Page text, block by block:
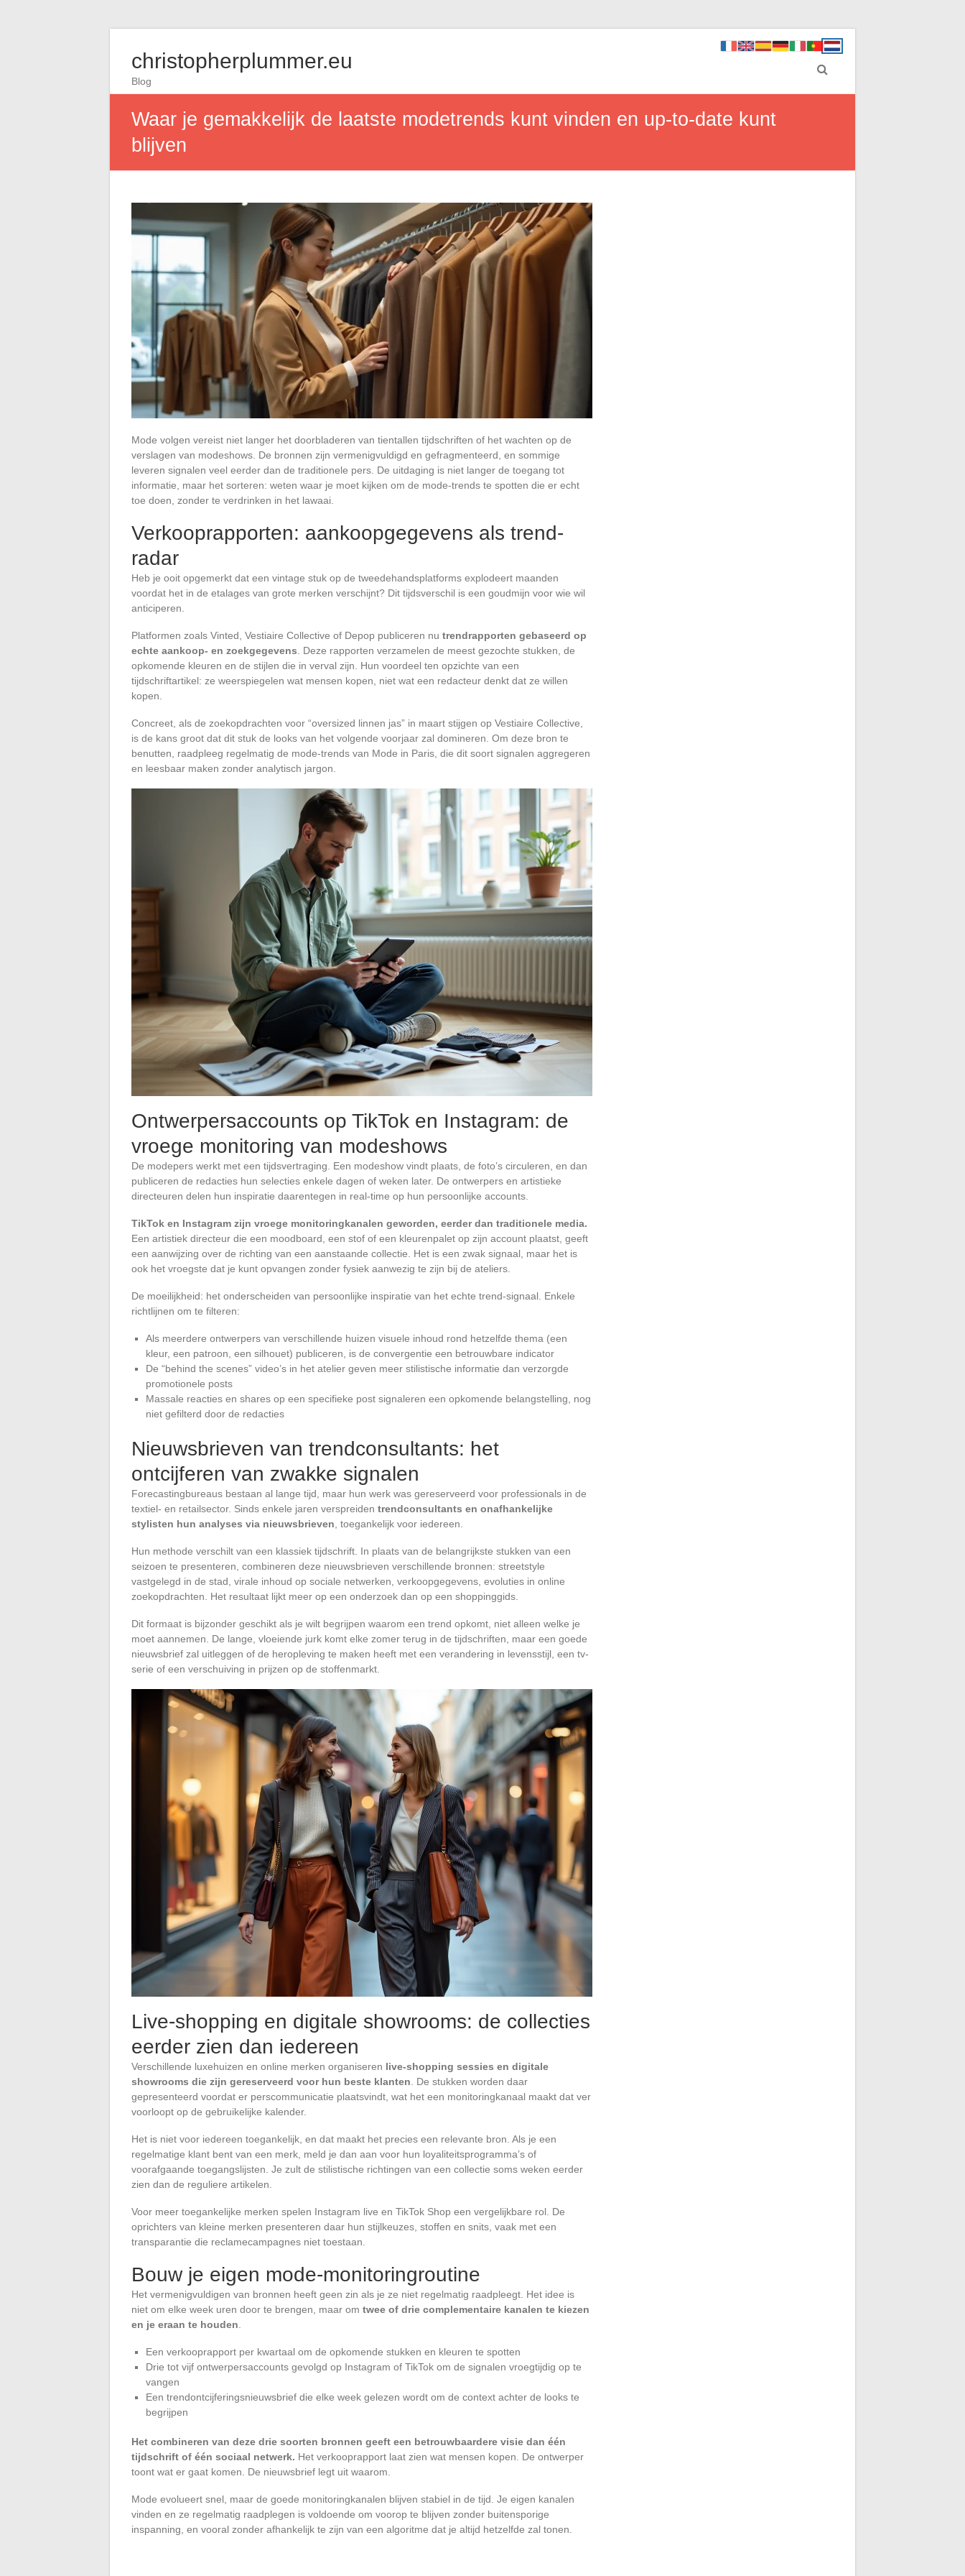
christopherplummer.eu
Blog
Waar je gemakkelijk de laatste modetrends kunt vinden en up-to-date kunt
blijven
Mode volgen vereist niet langer het doorbladeren van tientallen tijdschriften of het wachten op de
verslagen van modeshows. De bronnen zijn vermenigvuldigd en gefragmenteerd, en sommige
leveren signalen veel eerder dan de traditionele pers. De uitdaging is niet langer de toegang tot
informatie, maar het sorteren: weten waar je moet kijken om de mode-trends te spotten die er echt
toe doen, zonder te verdrinken in het lawaai.
Verkooprapporten: aankoopgegevens als trend-
radar
Heb je ooit opgemerkt dat een vintage stuk op de tweedehandsplatforms explodeert maanden
voordat het in de etalages van grote merken verschijnt? Dit tijdsverschil is een goudmijn voor wie wil
anticiperen.
Platformen zoals Vinted, Vestiaire Collective of Depop publiceren nu trendrapporten gebaseerd op
echte aankoop- en zoekgegevens . Deze rapporten verzamelen de meest gezochte stukken, de
opkomende kleuren en de stijlen die in verval zijn. Hun voordeel ten opzichte van een
tijdschriftartikel: ze weerspiegelen wat mensen kopen, niet wat een redacteur denkt dat ze willen
kopen.
Concreet, als de zoekopdrachten voor “oversized linnen jas” in maart stijgen op Vestiaire Collective,
is de kans groot dat dit stuk de looks van het volgende voorjaar zal domineren. Om deze bron te
benutten, raadpleeg regelmatig de mode-trends van Mode in Paris, die dit soort signalen aggregeren
en leesbaar maken zonder analytisch jargon.
Ontwerpersaccounts op TikTok en Instagram: de
vroege monitoring van modeshows
De modepers werkt met een tijdsvertraging. Een modeshow vindt plaats, de foto’s circuleren, en dan
publiceren de redacties hun selecties enkele dagen of weken later. De ontwerpers en artistieke
directeuren delen hun inspiratie daarentegen in real-time op hun persoonlijke accounts.
TikTok en Instagram zijn vroege monitoringkanalen geworden, eerder dan traditionele media.
Een artistiek directeur die een moodboard, een stof of een kleurenpalet op zijn account plaatst, geeft
een aanwijzing over de richting van een aanstaande collectie. Het is een zwak signaal, maar het is
ook het vroegste dat je kunt opvangen zonder fysiek aanwezig te zijn bij de ateliers.
De moeilijkheid: het onderscheiden van persoonlijke inspiratie van het echte trend-signaal. Enkele
richtlijnen om te filteren:
Als meerdere ontwerpers van verschillende huizen visuele inhoud rond hetzelfde thema (een
kleur, een patroon, een silhouet) publiceren, is de convergentie een betrouwbare indicator
De “behind the scenes” video’s in het atelier geven meer stilistische informatie dan verzorgde
promotionele posts
Massale reacties en shares op een specifieke post signaleren een opkomende belangstelling, nog
niet gefilterd door de redacties
Nieuwsbrieven van trendconsultants: het
ontcijferen van zwakke signalen
Forecastingbureaus bestaan al lange tijd, maar hun werk was gereserveerd voor professionals in de
textiel- en retailsector. Sinds enkele jaren verspreiden trendconsultants en onafhankelijke
stylisten hun analyses via nieuwsbrieven , toegankelijk voor iedereen.
Hun methode verschilt van een klassiek tijdschrift. In plaats van de belangrijkste stukken van een
seizoen te presenteren, combineren deze nieuwsbrieven verschillende bronnen: streetstyle
vastgelegd in de stad, virale inhoud op sociale netwerken, verkoopgegevens, evoluties in online
zoekopdrachten. Het resultaat lijkt meer op een onderzoek dan op een shoppinggids.
Dit formaat is bijzonder geschikt als je wilt begrijpen waarom een trend opkomt, niet alleen welke je
moet aannemen. De lange, vloeiende jurk komt elke zomer terug in de tijdschriften, maar een goede
nieuwsbrief zal uitleggen of de heropleving te maken heeft met een verandering in levensstijl, een tv-
serie of een verschuiving in prijzen op de stoffenmarkt.
Live-shopping en digitale showrooms: de collecties
eerder zien dan iedereen
Verschillende luxehuizen en online merken organiseren live-shopping sessies en digitale
showrooms die zijn gereserveerd voor hun beste klanten . De stukken worden daar
gepresenteerd voordat er perscommunicatie plaatsvindt, wat het een monitoringkanaal maakt dat ver
voorloopt op de gebruikelijke kalender.
Het is niet voor iedereen toegankelijk, en dat maakt het precies een relevante bron. Als je een
regelmatige klant bent van een merk, meld je dan aan voor hun loyaliteitsprogramma’s of
voorafgaande toegangslijsten. Je zult de stilistische richtingen van een collectie soms weken eerder
zien dan de reguliere artikelen.
Voor meer toegankelijke merken spelen Instagram live en TikTok Shop een vergelijkbare rol. De
oprichters van kleine merken presenteren daar hun stijlkeuzes, stoffen en snits, vaak met een
transparantie die reclamecampagnes niet toestaan.
Bouw je eigen mode-monitoringroutine
Het vermenigvuldigen van bronnen heeft geen zin als je ze niet regelmatig raadpleegt. Het idee is
niet om elke week uren door te brengen, maar om twee of drie complementaire kanalen te kiezen
en je eraan te houden
Een verkooprapport per kwartaal om de opkomende stukken en kleuren te spotten
Drie tot vijf ontwerpersaccounts gevolgd op Instagram of TikTok om de signalen vroegtijdig op te
vangen
Een trendontcijferingsnieuwsbrief die elke week gelezen wordt om de context achter de looks te
begrijpen
Het combineren van deze drie soorten bronnen geeft een betrouwbaardere visie dan één
tijdschrift of één sociaal netwerk. Het verkooprapport laat zien wat mensen kopen. De ontwerper
toont wat er gaat komen. De nieuwsbrief legt uit waarom.
Mode evolueert snel, maar de goede monitoringkanalen blijven stabiel in de tijd. Je eigen kanalen
vinden en ze regelmatig raadplegen is voldoende om voorop te blijven zonder buitensporige
inspanning, en vooral zonder afhankelijk te zijn van een algoritme dat je altijd hetzelfde zal tonen.